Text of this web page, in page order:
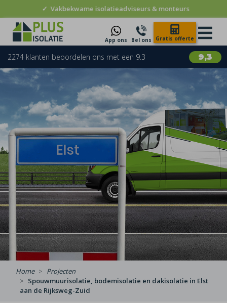
✓ Vakbekwame isolatieadviseurs & monteurs
App ons Bel ons Gratis offerte
9,3
2274 klanten beoordelen ons met een 9.3
Home
Projecten
Spouwmuurisolatie, bodemisolatie en dakisolatie in Elst
aan de Rijksweg-Zuid